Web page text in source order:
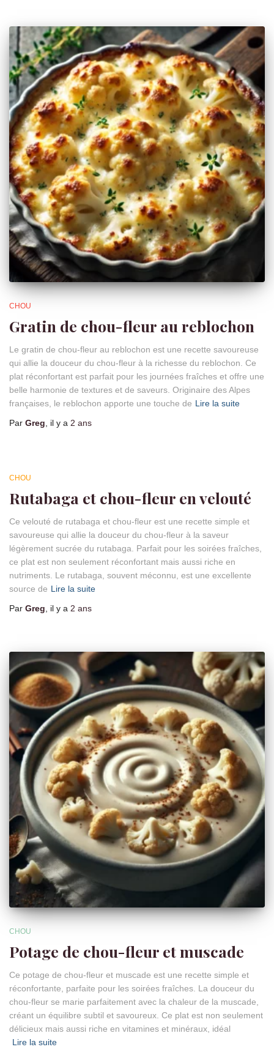
CHOU
Gratin de chou-fleur au reblochon
Le gratin de chou-fleur au reblochon est une recette savoureuse
qui allie la douceur du chou-fleur à la richesse du reblochon. Ce
plat réconfortant est parfait pour les journées fraîches et offre une
belle harmonie de textures et de saveurs. Originaire des Alpes
françaises, le reblochon apporte une touche de Lire la suite
Par Greg , il y a 2 ans
CHOU
Rutabaga et chou-fleur en velouté
Ce velouté de rutabaga et chou-fleur est une recette simple et
savoureuse qui allie la douceur du chou-fleur à la saveur
légèrement sucrée du rutabaga. Parfait pour les soirées fraîches,
ce plat est non seulement réconfortant mais aussi riche en
nutriments. Le rutabaga, souvent méconnu, est une excellente
source de Lire la suite
Par Greg , il y a 2 ans
CHOU
Potage de chou-fleur et muscade
Ce potage de chou-fleur et muscade est une recette simple et
réconfortante, parfaite pour les soirées fraîches. La douceur du
chou-fleur se marie parfaitement avec la chaleur de la muscade,
créant un équilibre subtil et savoureux. Ce plat est non seulement
délicieux mais aussi riche en vitamines et minéraux, idéal
Lire la suite